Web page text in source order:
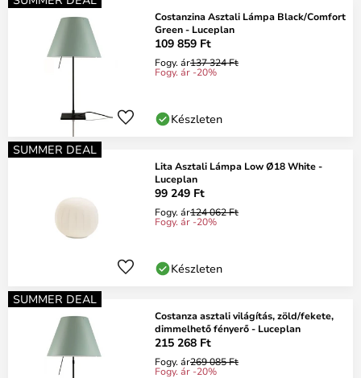
Costanzina Asztali Lámpa Black/Comfort
Green - Luceplan
109 859 Ft
Fogy. ár137 324 Ft
Fogy. ár -20%
Készleten
SUMMER DEAL
Lita Asztali Lámpa Low Ø18 White -
Luceplan
99 249 Ft
Fogy. ár124 062 Ft
Fogy. ár -20%
Készleten
SUMMER DEAL
Costanza asztali világítás, zöld/fekete,
dimmelhető fényerő - Luceplan
215 268 Ft
Fogy. ár269 085 Ft
Fogy. ár -20%